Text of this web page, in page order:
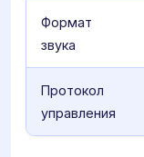
Формат
звука
Протокол
управления